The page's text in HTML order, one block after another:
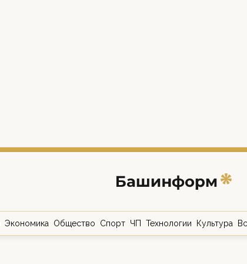
Экономика Общество Спорт ЧП Технологии Культура